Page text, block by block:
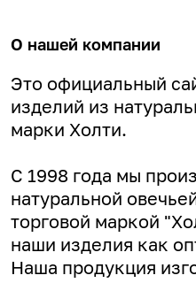
О нашей компании
Это официальный
изделий из
марки Холти.
С 1998 года мы
натуральной
торговой маркой
наши изделия как
Наша продукция